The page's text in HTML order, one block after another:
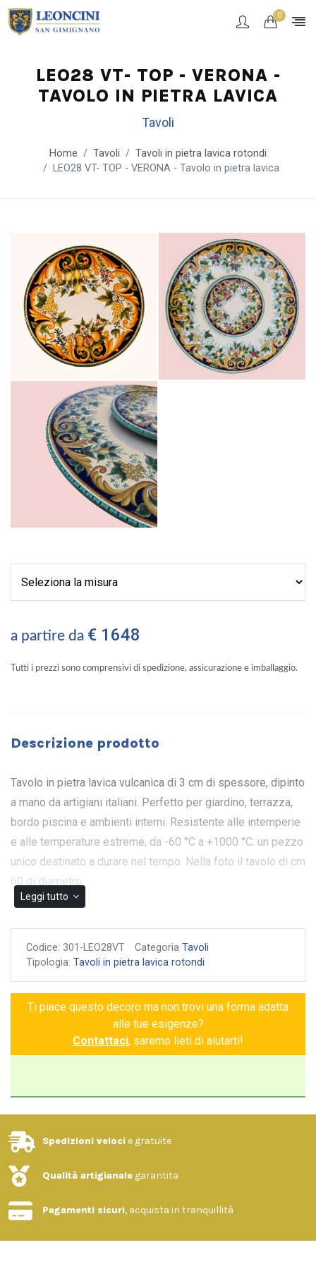
0
LEO28 VT- TOP - VERONA -
TAVOLO IN PIETRA LAVICA
Tavoli
Home Tavoli
Tavoli in pietra lavica rotondi
LEO28 VT- TOP - VERONA - Tavolo in pietra lavica
a partire da € 1648
Tutti i prezzi sono comprensivi di spedizione, assicurazione e imballaggio.
Descrizione prodotto
Tavolo in pietra lavica vulcanica di 3 cm di spessore, dipinto
a mano da artigiani italiani. Perfetto per giardino, terrazza,
bordo piscina e ambienti interni. Resistente alle intemperie
e alle temperature estreme, da -60 °C a +1000 °C: un pezzo
unico destinato a durare nel tempo. Nella foto il tavolo di cm
60 di diametro.
l’eleganza e la raffinatezza della tradizione artigianale
toscana. Ogni dettaglio, dipinto a mano con una cura
meticolosa, racconta una storia di bellezza senza tempo. I
grappoli d’uva, le melagrane, le fragole, i limoni e i fiori si
intrecciano con grazia, portando un’armonia di colori vibranti
che sembra quasi danzare sulla superficie del tavolo. Ogni
aggiungono un tocco di classe e raffinatezza.
Un materiale straordinario, nato dal vulcano
La pietra lavica è uno dei materiali naturali più resistenti che
esistano. Estratta alle pendici dell'Etna, viene lavorata e
rifinita a mano per dare vita a superfici lisce, compatte e di
grande impatto visivo. La sua composizione mineralica la
Leggi tutto
Codice: 301-LEO28VT Categoria Tavoli
Tipologia: Tavoli in pietra lavica rotondi
Ti piace questo decoro ma non trovi una forma adatta
alle tue esigenze?
Contattaci, saremo lieti di aiutarti!
Spedizioni veloci e gratuite
Qualità artigianale garantita
Pagamenti sicuri, acquista in tranquillità